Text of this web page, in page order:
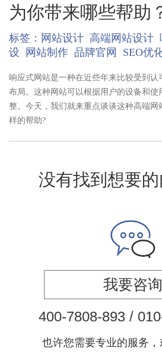
为你带来哪些帮助
标签： 网站设计 高端网站设计
设
网站制作 品牌官网 SEO优
响应式网站是一种在近些年来比较受到
布局。这种网站可以根据用户的设备和使
整。今天，我们就来重点谈谈这种高端网
样的帮助?
没有找到想要的
我要咨询
400-7808-893 / 010
也许您需要专业的服务